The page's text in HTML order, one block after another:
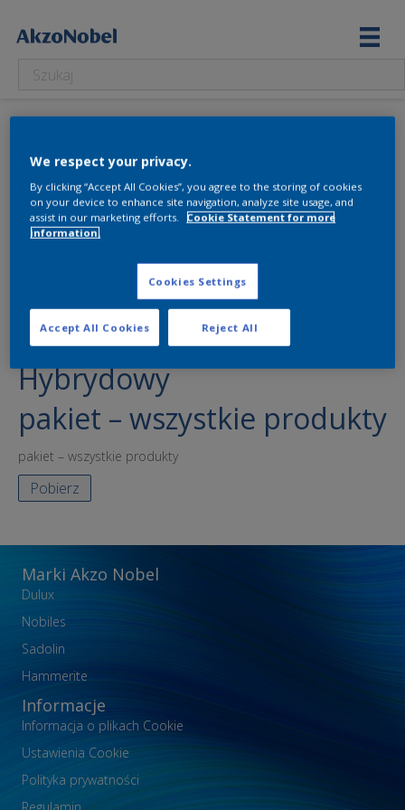
Sadolin Impregnat Classic
Hybrydowy
pakiet – wszystkie produkty
pakiet – wszystkie produkty
Pobierz
Marki Akzo Nobel
Dulux
Nobiles
Sadolin
Hammerite
Informacje
Informacja o plikach Cookie
Ustawienia Cookie
Polityka prywatności
We respect your privacy.
By clicking “Accept All Cookies”, you agree to the storing of cookies
on your device to enhance site navigation, analyze site usage, and
assist in our marketing efforts.
Cookie Statement for more
information.
Cookies Settings
Reject All
Accept All Cookies